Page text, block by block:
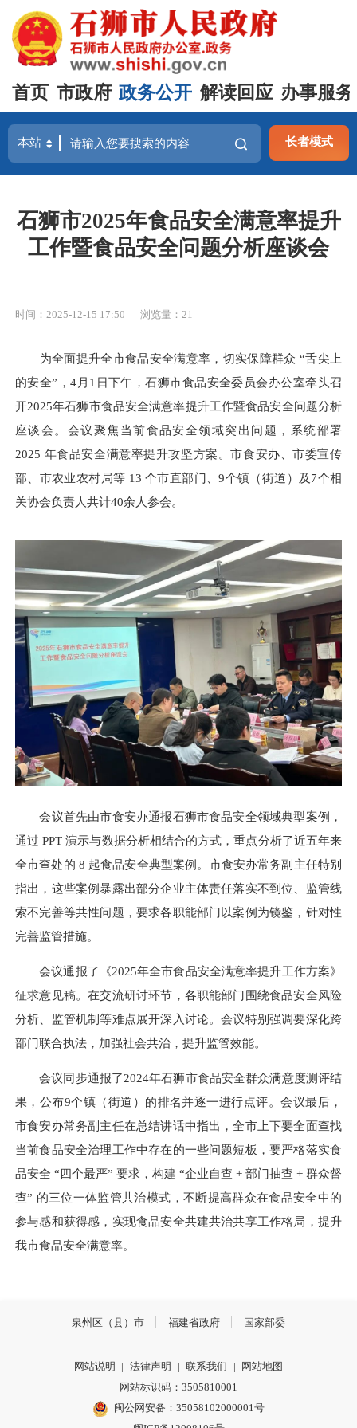
首页 市政府 政务公开 解读回应 办事服务
长者模式
石狮市2025年食品安全满意率提升
工作暨食品安全问题分析座谈会
时间：2025-12-15 17:50 浏览量： 21
为全面提升全市食品安全满意率，切实保障群众 “舌尖上
的安全”，4月1日下午，石狮市食品安全委员会办公室牵头召
开2025年石狮市食品安全满意率提升工作暨食品安全问题分析
座谈会。会议聚焦当前食品安全领域突出问题，系统部署
2025 年食品安全满意率提升攻坚方案。市食安办、市委宣传
部、市农业农村局等 13 个市直部门、9个镇（街道）及7个相
关协会负责人共计40余人参会。
会议首先由市食安办通报石狮市食品安全领域典型案例，
通过 PPT 演示与数据分析相结合的方式，重点分析了近五年来
全市查处的 8 起食品安全典型案例。市食安办常务副主任特别
指出，这些案例暴露出部分企业主体责任落实不到位、监管线
索不完善等共性问题，要求各职能部门以案例为镜鉴，针对性
完善监管措施。
会议通报了《2025年全市食品安全满意率提升工作方案》
征求意见稿。在交流研讨环节，各职能部门围绕食品安全风险
分析、监管机制等难点展开深入讨论。会议特别强调要深化跨
部门联合执法，加强社会共治，提升监管效能。
会议同步通报了2024年石狮市食品安全群众满意度测评结
果，公布9个镇（街道）的排名并逐一进行点评。会议最后，
市食安办常务副主任在总结讲话中指出，全市上下要全面查找
当前食品安全治理工作中存在的一些问题短板，要严格落实食
品安全 “四个最严” 要求，构建 “企业自查 + 部门抽查 + 群众督
查” 的三位一体监管共治模式，不断提高群众在食品安全中的
参与感和获得感，实现食品安全共建共治共享工作格局，提升
我市食品安全满意率。
泉州区（县）市 福建省政府 国家部委
网站说明 | 法律声明 | 联系我们 |
网站地图
网站标识码：3505810001
闽公网安备：35058102000001号